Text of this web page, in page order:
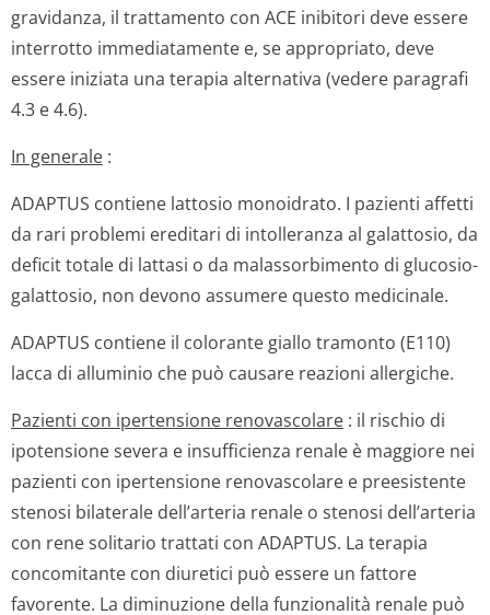
gravidanza, il trattamento con ACE inibitori deve essere
interrotto immediatamente e, se appropriato, deve
essere iniziata una terapia alternativa (vedere paragrafi
4.3 e 4.6).
In generale :
ADAPTUS contiene lattosio monoidrato. I pazienti affetti
da rari problemi ereditari di intolleranza al galattosio, da
deficit totale di lattasi o da malassorbimento di glucosio-
galattosio, non devono assumere questo medicinale.
ADAPTUS contiene il colorante giallo tramonto (E110)
lacca di alluminio che può causare reazioni allergiche.
Pazienti con ipertensione renovascolare : il rischio di
ipotensione severa e insufficienza renale è maggiore nei
pazienti con ipertensione renovascolare e preesistente
stenosi bilaterale dell’arteria renale o stenosi dell’arteria
con rene solitario trattati con ADAPTUS. La terapia
concomitante con diuretici può essere un fattore
favorente. La diminuzione della funzionalità renale può